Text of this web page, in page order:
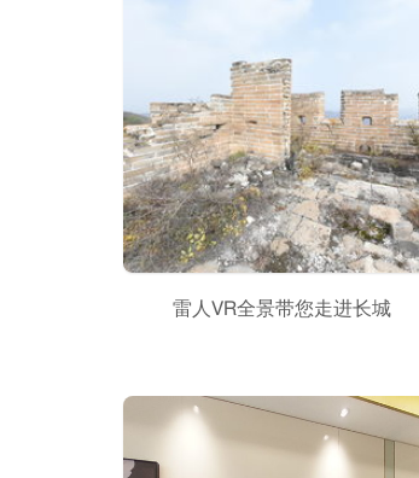
雷人VR全景带您走进长城